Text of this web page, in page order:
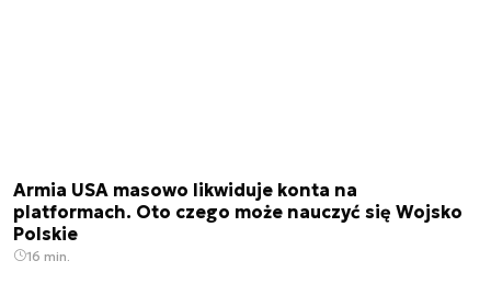
Armia USA masowo likwiduje konta na
platformach. Oto czego może nauczyć się Wojsko
Polskie
16 min.